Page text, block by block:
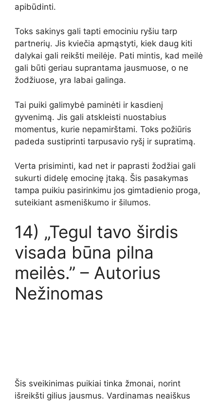
apibūdinti.
Toks sakinys gali tapti emociniu ryšiu tarp
partnerių. Jis kviečia apmąstyti, kiek daug kiti
dalykai gali reikšti meilėje. Pati mintis, kad meilė
gali būti geriau suprantama jausmuose, o ne
žodžiuose, yra labai galinga.
Tai puiki galimybė paminėti ir kasdienį
gyvenimą. Jis gali atskleisti nuostabius
momentus, kurie nepamirštami. Toks požiūris
padeda sustiprinti tarpusavio ryšį ir supratimą.
Verta prisiminti, kad net ir paprasti žodžiai gali
sukurti didelę emocinę įtaką. Šis pasakymas
tampa puikiu pasirinkimu jos gimtadienio proga,
suteikiant asmeniškumo ir šilumos.
14) „Tegul tavo širdis
visada būna pilna
meilės.” – Autorius
Nežinomas
Šis sveikinimas puikiai tinka žmonai, norint
išreikšti gilius jausmus. Vardinamas neaiškus